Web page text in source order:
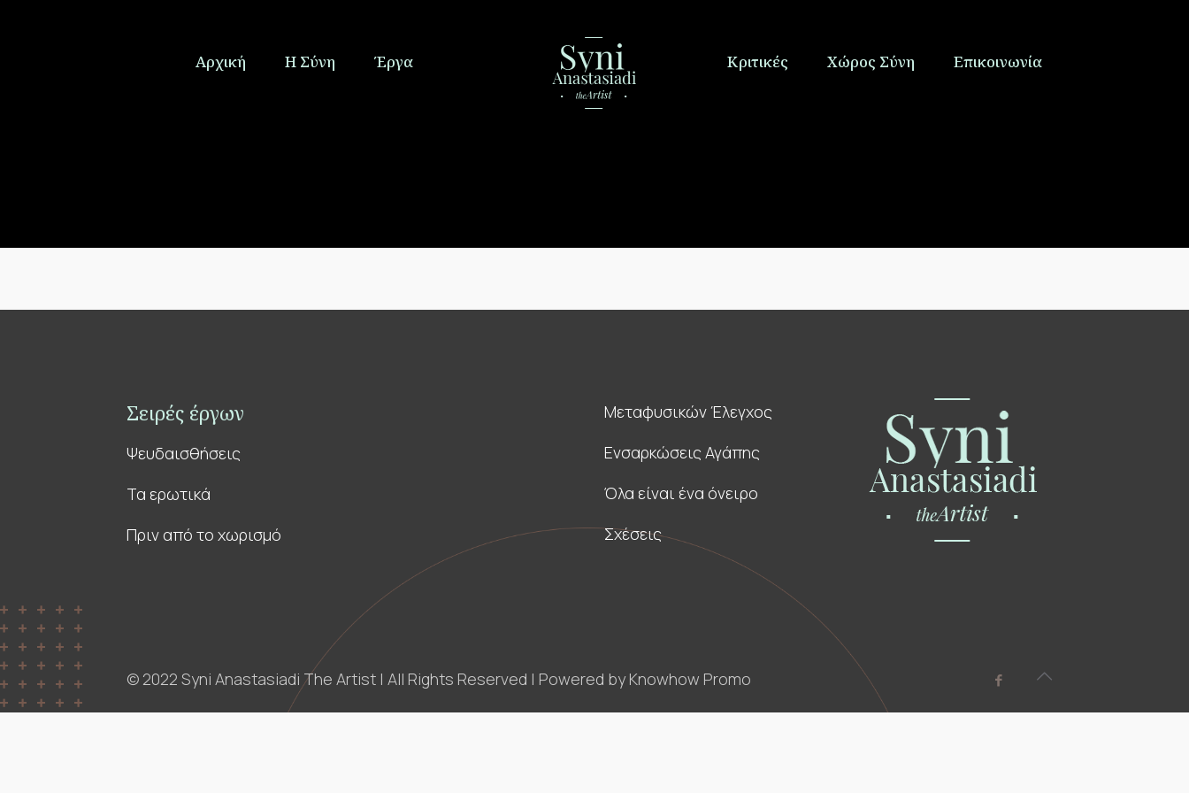
Αρχική Η Σύνη Έργα Κριτικές Χώρος Σύνη Επικοινωνία
Σειρές έργων
Ψευδαισθήσεις
Τα ερωτικά
Πριν από το χωρισμό
Μεταφυσικών Έλεγχος
Ενσαρκώσεις Αγάπης
Όλα είναι ένα όνειρο
Σχέσεις
© 2022 Syni Anastasiadi The Artist | All Rights Reserved | Powered by Knowhow Promo